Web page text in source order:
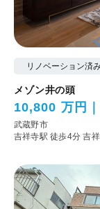
リノベーション済
メゾン井の頭
10,800 万円
武蔵野市
吉祥寺駅 徒歩4分吉